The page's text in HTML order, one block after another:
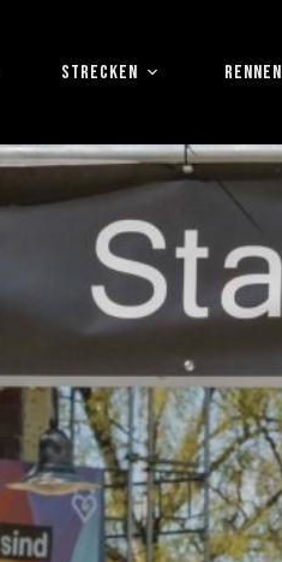
STRECKEN RENNEN